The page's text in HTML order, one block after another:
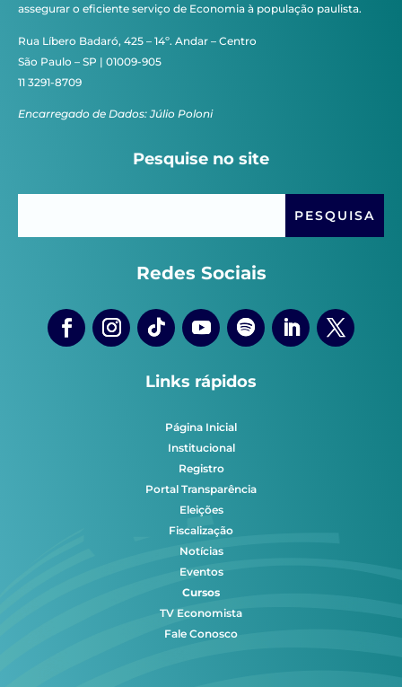
assegurar o eficiente serviço de Economia à população paulista.
Rua Líbero Badaró, 425 – 14º. Andar – Centro
São Paulo – SP | 01009-905
11 3291-8709
Encarregado de Dados: Júlio Poloni
Pesquise no site
Redes Sociais
Links rápidos
Página Inicial
Institucional
Registro
Portal Transparência
Eleições
Fiscalização
Notícias
Eventos
Cursos
TV Economista
Fale Conosco